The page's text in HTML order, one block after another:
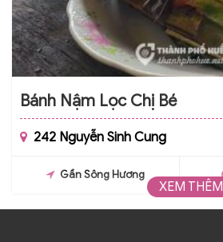
Bánh Nậm Lọc Chị Bé
242 Nguyễn Sinh Cung
Gần Sông Hương
XEM THÊM